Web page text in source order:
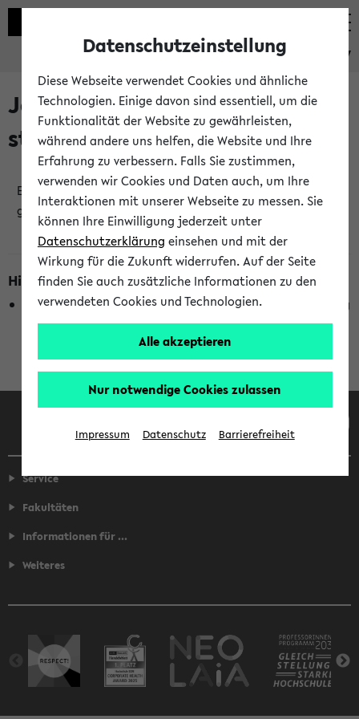
eKVV
Jetzt und in Kürze
stattfindende Veranstaltungen
Es wurden keine jetzt stattfindenden Veranstaltungen
gefunden!
Hinweise zur Liste
Die Anzeige ist semesterübergreifend und nicht abhängig
vom im eKVV gewählten Semester.
Facebook Instagram LinkedIn TikTok
Service
Fakultäten
Informationen für ...
Weiteres
Datenschutzeinstellung
Diese Webseite verwendet Cookies und ähnliche
Technologien. Einige davon sind essentiell, um die
Funktionalität der Website zu gewährleisten,
während andere uns helfen, die Website und Ihre
Erfahrung zu verbessern. Falls Sie zustimmen,
verwenden wir Cookies und Daten auch, um Ihre
Interaktionen mit unserer Webseite zu messen. Sie
können Ihre Einwilligung jederzeit unter
Datenschutzerklärung einsehen und mit der
Wirkung für die Zukunft widerrufen. Auf der Seite
finden Sie auch zusätzliche Informationen zu den
verwendeten Cookies und Technologien.
Alle akzeptieren
Nur notwendige Cookies zulassen
Impressum Datenschutz Barrierefreiheit